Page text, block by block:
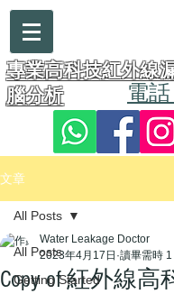
電話
專業高科技紅外線
腦分析
文章
All Posts
Getting Started
All Posts
Copy of 紅外線
Water Leakage Doctor
2023年4月17日 讀畢需時